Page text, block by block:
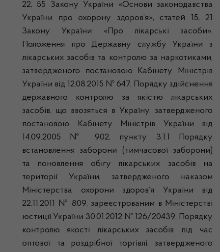
22, 55 Закону України «Основи законодавства
України про охорону здоров’я», статей 15, 21
Закону України «Про лікарські засоби»,
Положення про Державну службу України з
лікарських засобів та контролю за наркотиками,
затвердженого постановою Кабінету Міністрів
України від 12.08.2015 № 647, Порядку здійснення
державного контролю за якістю лікарських
засобів, що ввозяться в Україну, затвердженого
постановою Кабінету Міністрів України від
14.09.2005 № 902, пункту 3.1.1 Порядку
встановлення заборони (тимчасової заборони)
та поновлення обігу лікарських засобів на
території України, затвердженого наказом
Міністерства охорони здоров’я України від
22.11.2011 № 809, зареєстрованим в Міністерстві
юстиції України 30.01.2012 № 126/20439, Порядку
контролю якості лікарських засобів під час
оптової та роздрібної торгівлі, затвердженого